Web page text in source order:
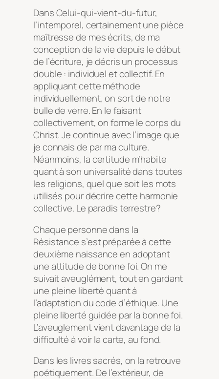
DansCelui-qui-vient-du-futur,
l’intemporel, certainement une pièce
maîtresse de mes écrits, de ma
conception de la vie depuis le début
de l’écriture, je décris un processus
double : individuel et collectif. En
appliquant cette méthode
individuellement, on sort de notre
bulle de verre. En le faisant
collectivement, on forme le corps du
Christ. Je continue avec l’image que
je connais de par ma culture.
Néanmoins, la certitude m’habite
quant à son universalité dans toutes
les religions, quel que soit les mots
utilisés pour décrire cette harmonie
collective. Le paradis terrestre?
Chaque personne dans la
Résistance s’est préparée à cette
deuxième naissance en adoptant
une attitude de bonne foi. On me
suivait aveuglément, tout en gardant
une pleine liberté quant à
l’adaptation du code d’éthique. Une
pleine liberté guidée par la bonne foi.
L’aveuglement vient davantage de la
difficulté à voir la carte, au fond.
Dans les livres sacrés, on la retrouve
poétiquement. De l’extérieur, de